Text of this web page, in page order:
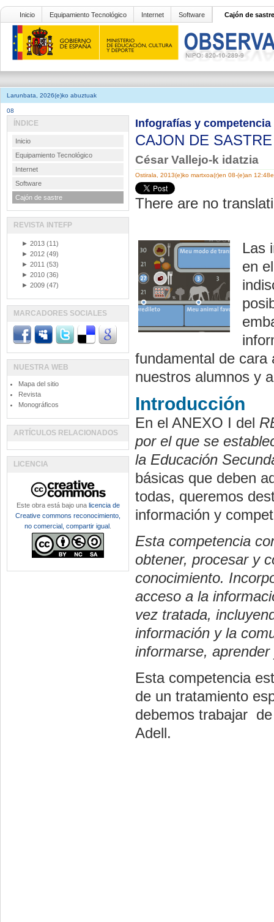
Inicio Equipamiento Tecnológico Internet Software Cajón de sastre
Larunbata, 2026(e)ko abuztuak
08
Infografías y
CAJON DE
César Vallejo-k idatzia
Ostirala, 2013(e)ko martxoa(r)en 08-(e)an
There are no
Las
en
fundamental de cara
nuestros alumnos y
Introducción
En el ANEXO I del
por el que se
la Educación
básicas que deben
todas, queremos
información y
Esta competencia
obtener, procesar y
conocimiento.
acceso a la
vez tratada,
información y la
informarse,
Esta competencia
de un tratamiento
debemos trabajar
Adell.
ÍNDICE
Inicio
Equipamiento Tecnológico
Internet
Software
Cajón de sastre
REVISTA INTEFP
► 2013 (11)
► 2012 (49)
► 2011 (53)
► 2010 (36)
► 2009 (47)
MARCADORES SOCIALES
NUESTRA WEB
Mapa del sitio
Revista
Monográficos
ARTÍCULOS RELACIONADOS
LICENCIA
Este obra está bajo una licencia de
Creative commons reconocimiento,
no comercial, compartir igual